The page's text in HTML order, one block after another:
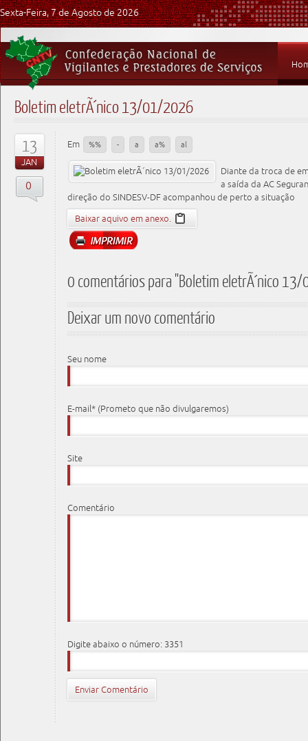
Sexta-Feira, 7 de Agosto de 2026
Boletim eletrÃ´nico 13/01/2026
13
JAN
0
Em %% - a a% al
Diante da troca de
a saída da AC
direção do SINDESV-DF acompanhou de perto a situação
Baixar aquivo em anexo.
0 comentários para "Boletim eletrÃ´nico
Deixar um novo comentário
Seu nome
E-mail* (Prometo que não divulgaremos)
Site
Comentário
Digite abaixo o número: 3351